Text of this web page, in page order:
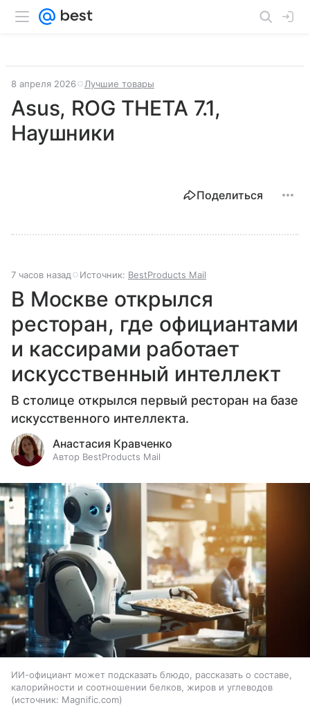
8 апреля 2026 Лучшие товары
Asus, ROG THETA 7.1,
Наушники
Поделиться
7 часов назад Источник: BestProducts Mail
В Москве открылся
ресторан, где официантами
и кассирами работает
искусственный интеллект
В столице открылся первый ресторан на базе
искусственного интеллекта.
Анастасия Кравченко
Автор BestProducts Mail
ИИ-официант может подсказать блюдо, рассказать о составе,
калорийности и соотношении белков, жиров и углеводов
источник: Magnific.com